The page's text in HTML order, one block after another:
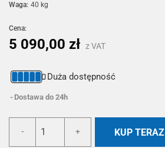
Waga: 40 kg
Cena:
5 090,00 zł z VAT
Duża dostępność
Dostawa do 24h
- + KUP TERAZ